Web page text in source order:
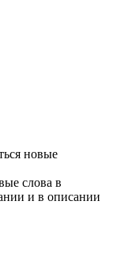
новые
слова в
и в описании